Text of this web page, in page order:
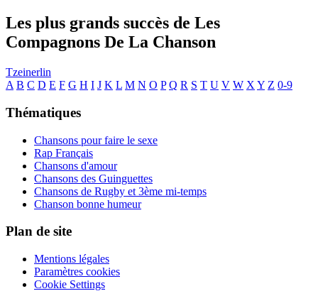
Les plus grands succès de Les
Compagnons De La Chanson
Tzeinerlin
A B C D E F G H I J K L M N O P Q R S T U V W X Y Z 0-9
Thématiques
Chansons pour faire le sexe
Rap Français
Chansons d'amour
Chansons des Guinguettes
Chansons de Rugby et 3ème mi-temps
Chanson bonne humeur
Plan de site
Mentions légales
Paramètres cookies
Cookie Settings